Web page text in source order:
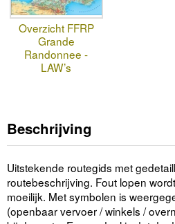
Overzicht FFRP
Grande
Randonnee -
LAW’s
Beschrijving
Uitstekende routegids met
routebeschrijving. Fout lopen
moeilijk. Met symbolen is
(openbaar vervoer / winkels /